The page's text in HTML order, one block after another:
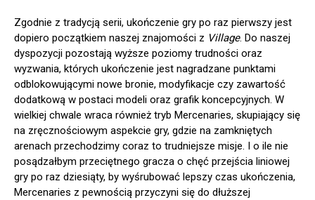
Zgodnie z tradycją serii, ukończenie gry po raz pierwszy jest
dopiero początkiem naszej znajomości z Village. Do naszej
dyspozycji pozostają wyższe poziomy trudności oraz
wyzwania, których ukończenie jest nagradzane punktami
odblokowującymi nowe bronie, modyfikacje czy zawartość
dodatkową w postaci modeli oraz grafik koncepcyjnych. W
wielkiej chwale wraca również tryb Mercenaries, skupiający się
na zręcznościowym aspekcie gry, gdzie na zamkniętych
arenach przechodzimy coraz to trudniejsze misje. I o ile nie
posądzałbym przeciętnego gracza o chęć przejścia liniowej
gry po raz dziesiąty, by wyśrubować lepszy czas ukończenia,
Mercenaries z pewnością przyczyni się do dłuższej